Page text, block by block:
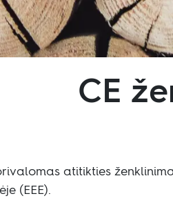
CE
atitikties
(EEE).